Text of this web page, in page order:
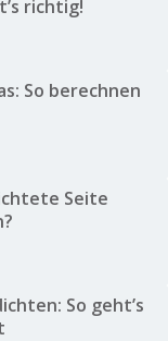
richtig!
So berechnen
Seite
So geht’s